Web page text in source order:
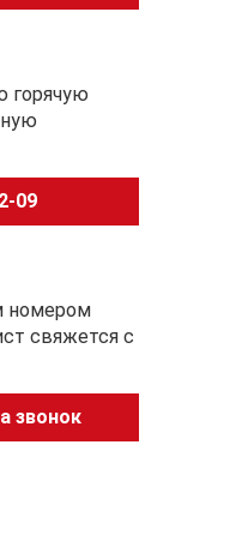
горячую
09
номером
свяжется с
звонок